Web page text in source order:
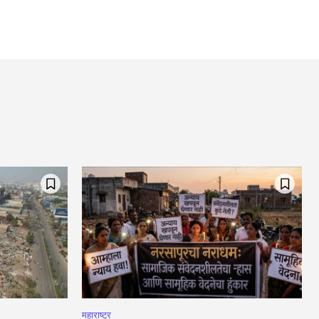
महाराष्ट्र